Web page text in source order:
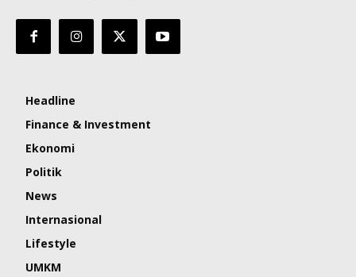
Headline
Finance & Investment
Ekonomi
Politik
News
Internasional
Lifestyle
UMKM